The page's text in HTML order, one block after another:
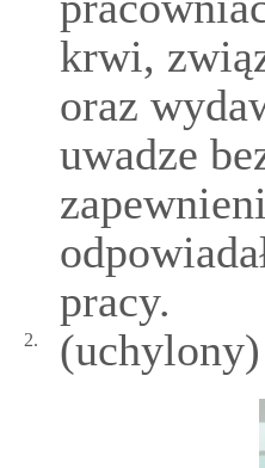
krwi,
oraz
uwadze
pracy.
2. (uchylony)